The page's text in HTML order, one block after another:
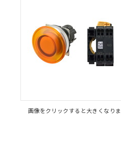
画像をクリックすると大きくなり